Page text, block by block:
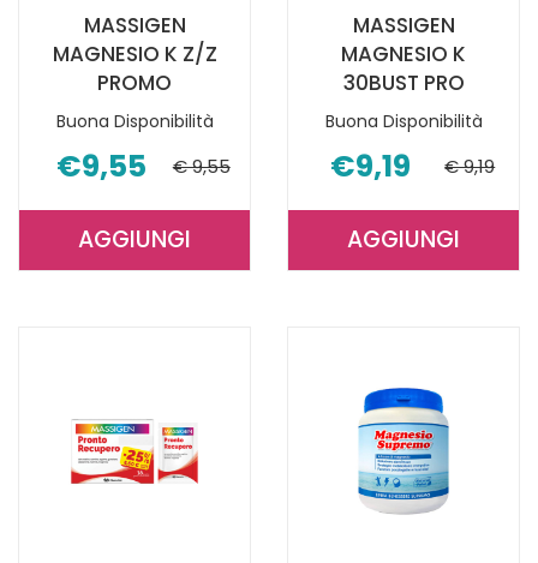
MASSIGEN
MAGNESIO K Z/Z
PROMO
Buona Disponibilità
€9,55 € 9,55
AGGIUNGIAGGIUNGI MASSIGEN
CARRELLO
MASSIGEN
MAGNESIO K
30BUST PRO
Buona Disponibilità
€9,19 € 9,19
AGGIUNGIAGGIUNGI
PRO AL
CARRELLO